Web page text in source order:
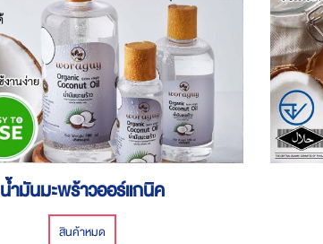
น้ำมันมะพร้าวออร์แกนิค
สินค้าหมด